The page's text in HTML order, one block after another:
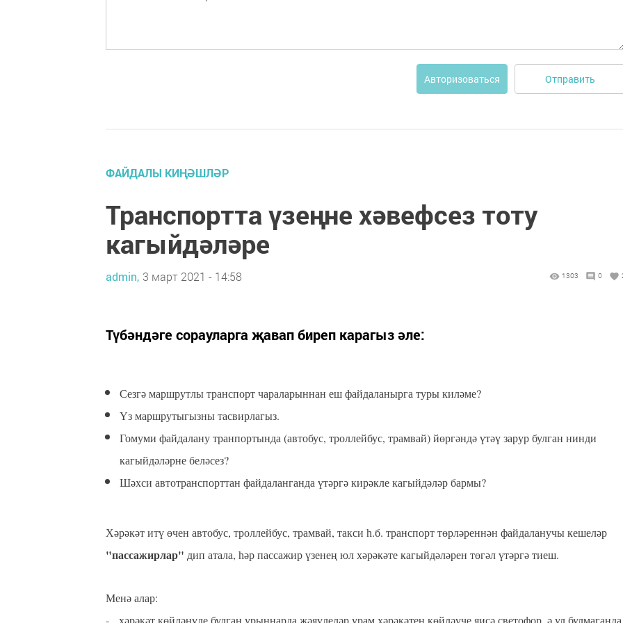
Авторизоваться Отправить
ФАЙДАЛЫ КИҢӘШЛӘР
Транспортта үзеңне хәвефсез тоту
кагыйдәләре
admin, 3 март 2021 - 14:58 1303 0
Түбәндәге сорауларга җавап биреп карагыз әле:
Сезгә маршрутлы транспорт чараларыннан еш файдаланырга туры киләме?
Үз маршрутыгызны тасвирлагыз.
Гомуми файдалану транпортында (автобус, троллейбус, трамвай) йөргәндә үтәү зарур булган нинди
кагыйдәләрне беләсез?
Шәхси автотранспорттан файдаланганда үтәргә кирәкле кагыйдәләр бармы?
Хәрәкәт итү өчен автобус, троллейбус, трамвай, такси һ.б. транспорт төрләреннән файдаланучы кешеләр
"пассажирлар" дип атала, һәр пассажир үзенең юл хәрәкәте кагыйдәләрен төгәл үтәргә тиеш.
Менә алар:
- хәрәкәт көйләнүле булган урыннарда җәяүлеләр урам хәрәкәтен көйләүче яисә светофор, ә ул булмаганда